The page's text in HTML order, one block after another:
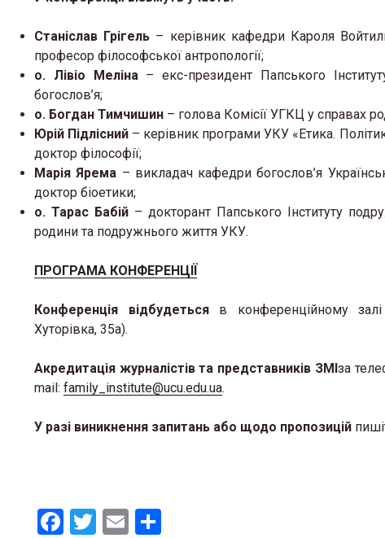
Станіслав Грігель – керівник кафедри Кароля
професор філософської антропології;
о. Лівіо Меліна– екс-президент Папського
богослов’я;
о. Богдан Тимчишин – голова Комісії УГКЦ у справах
Юрій Підлісний – керівник програми УКУ «Етика.
доктор філософії;
Марія Ярема – викладач кафедри богослов’я
доктор біоетики;
о. Тарас Бабій – докторант Папського Інституту
родини та подружнього життя УКУ.
ПРОГРАМА КОНФЕРЕНЦІЇ
Конференція відбудетьсяв конференційному залі
Хуторівка, 35а).
Акредитація журналістів та представників ЗМІза
mail: family_institute@ucu.edu.ua.
У разі виникнення запитань або щодо пропозицій
F
T
E